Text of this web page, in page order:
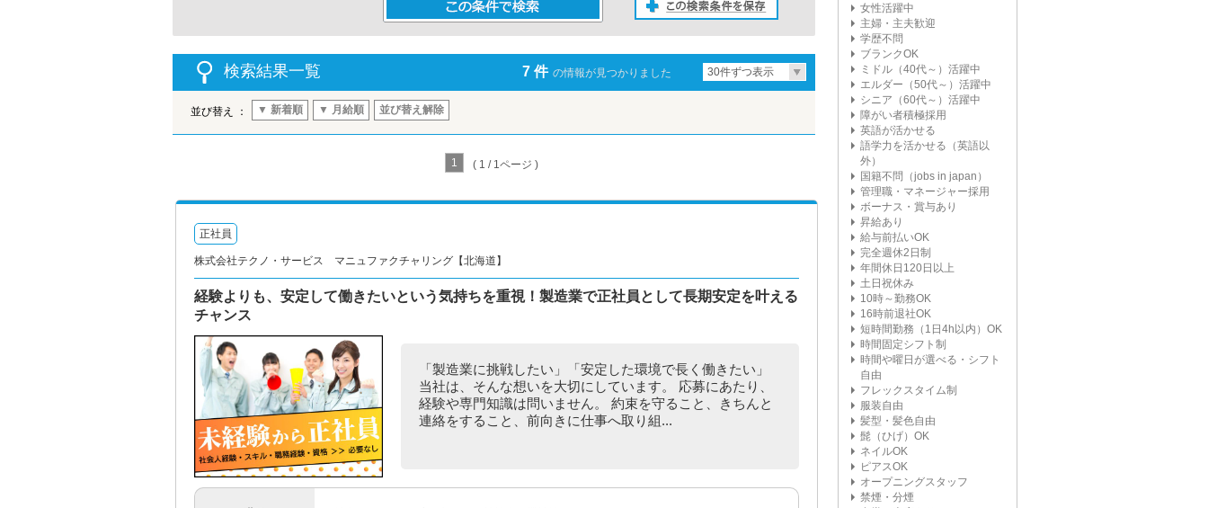
検索結果一覧 7 件 の情報が見つかりました 30件ずつ表示
並び替え ： ▼ 新着順 ▼ 月給順 並び替え解除
1 ( 1 / 1ページ )
正社員
株式会社テクノ・サービス マニュファクチャリング【北海道】
経験よりも、安定して働きたいという気持ちを重視！製造業で正社員として長期安定を叶える
チャンス
「製造業に挑戦したい」「安定した環境で長く働きたい」
当社は、そんな想いを大切にしています。 応募にあたり、
経験や専門知識は問いません。 約束を守ること、きちんと
連絡をすること、前向きに仕事へ取り組...
女性活躍中
主婦・主夫歓迎
学歴不問
ブランクOK
ミドル（40代～）活躍中
エルダー（50代～）活躍中
シニア（60代～）活躍中
障がい者積極採用
英語が活かせる
語学力を活かせる（英語以
外）
国籍不問（jobs in japan）
管理職・マネージャー採用
ボーナス・賞与あり
昇給あり
給与前払いOK
完全週休2日制
年間休日120日以上
土日祝休み
10時～勤務OK
16時前退社OK
短時間勤務（1日4h以内）OK
時間固定シフト制
時間や曜日が選べる・シフト
自由
フレックスタイム制
服装自由
髪型・髪色自由
髭（ひげ）OK
ネイルOK
ピアスOK
オープニングスタッフ
禁煙・分煙